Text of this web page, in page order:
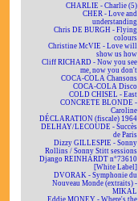
CHARLIE - Charlie (5)
CHER - Love and
understanding
Chris DE BURGH - Flying
colours
Christine McVIE - Love will
show us how
Cliff RICHARD - Now you see
me, now you don't
COCA-COLA Chansons
COCA-COLA Disco
COLD CHISEL - East
CONCRETE BLONDE -
Caroline
DÉCLARATION (fiscale) 1964
DELHAY/LECOUDE - Succès
de Paris
Dizzy GILLESPIE - Sonny
Rollins / Sonny Stitt sessions
Django REINHARDT n°73610
[White Label]
DVORAK - Symphonie du
Nouveau Monde (extraits) -
MIKAL
Eddie MONEY - Where's the